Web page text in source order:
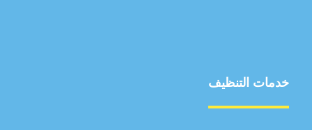
خدمات التنظيف